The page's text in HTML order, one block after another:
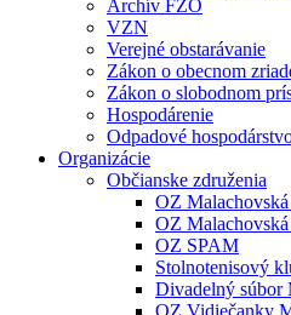
Archív FZO
VZN
Verejné obstarávanie
Zákon o obecnom
Zákon o slobodnom
Hospodárenie
Odpadové
Organizácie
Občianske združenia
OZ
OZ Malachovská
OZ SPAM
Stolnotenisový
Divadelný súbor
OZ Vidiečanky